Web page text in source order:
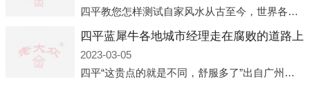
四平教您怎样测试自家风水从古至今，世界各地的人们都在研究人在乾坤中的位置以及它们所形成的关系。通过探究季节转换、星象变化，并且在所观测到的自然规律的指导下，人们开始认识到居住在不同住宅中的人，其一生中的财
四平蓝犀牛各地城市经理走在腐败的道路上
2023-03-05
四平“这贵点的就是不同，舒服多了”出自广州运营邓经理的口中。2023年开年刚出来，三个司机（加盟蓝犀牛的个人队伍）便请广州经理去佛山娱乐场所大消费了一次，据知悉一晚消费达一万多，由三人平摊费用，燃鹅这样的